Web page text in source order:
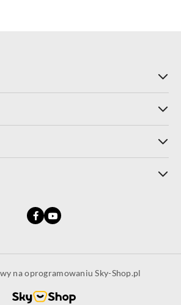
na oprogramowaniu Sky-Shop.pl